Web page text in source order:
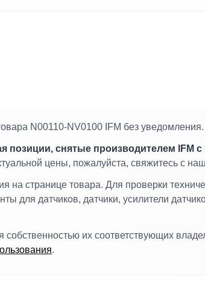
N00110-NV0100 IFM без уведомления.
позиции, снятые производителем IFM с
цены, пожалуйста, свяжитесь с
странице товара. Для проверки
для датчиков, датчики, усилители
их соответствующих
.